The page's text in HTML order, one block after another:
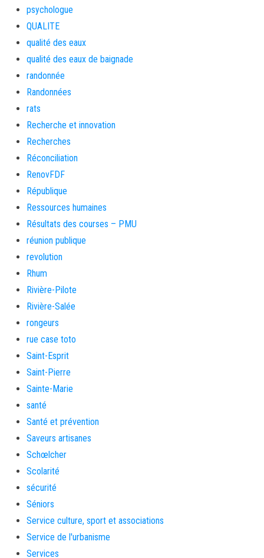
psychologue
QUALITE
qualité des eaux
qualité des eaux de baignade
randonnée
Randonnées
rats
Recherche et innovation
Recherches
Réconciliation
RenovFDF
République
Ressources humaines
Résultats des courses – PMU
réunion publique
revolution
Rhum
Rivière-Pilote
Rivière-Salée
rongeurs
rue case toto
Saint-Esprit
Saint-Pierre
Sainte-Marie
santé
Santé et prévention
Saveurs artisanes
Schœlcher
Scolarité
sécurité
Séniors
Service culture, sport et associations
Service de l'urbanisme
Services